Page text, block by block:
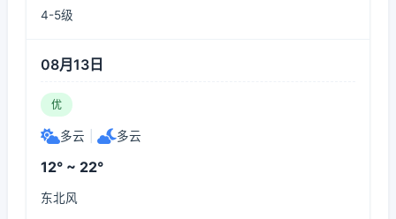
4-5级
08月13日
优
多云 多云
12° ~ 22°
东北风